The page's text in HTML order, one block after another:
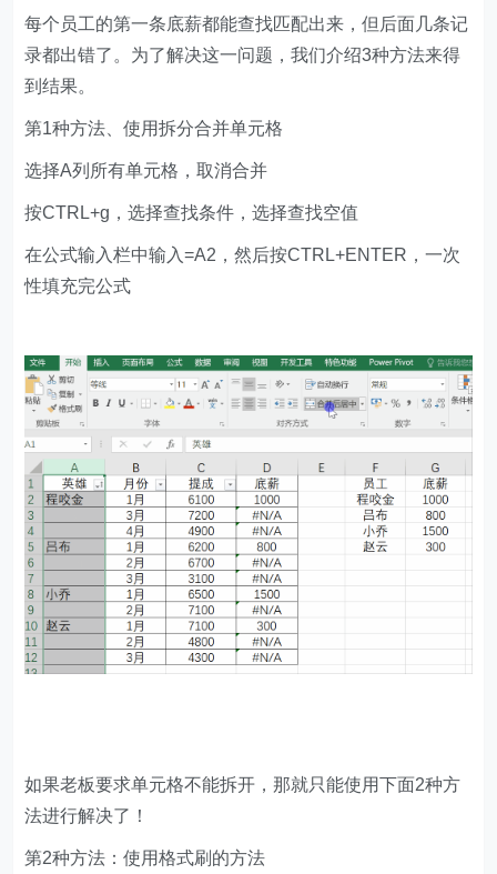
每个员工的第一条底薪都能查找匹配出来，但后面几条记
录都出错了。为了解决这一问题，我们介绍3种方法来得
到结果。
第1种方法、使用拆分合并单元格
选择A列所有单元格，取消合并
按CTRL+g，选择查找条件，选择查找空值
在公式输入栏中输入=A2，然后按CTRL+ENTER，一次
性填充完公式
如果老板要求单元格不能拆开，那就只能使用下面2种方
法进行解决了！
第2种方法：使用格式刷的方法